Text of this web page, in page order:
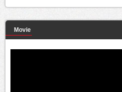
Movie